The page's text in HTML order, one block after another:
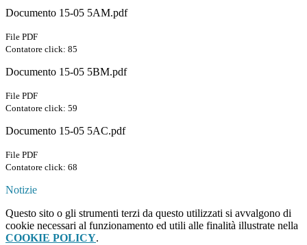
Documento 15-05 5AM.pdf
File PDF
Contatore click: 85
Documento 15-05 5BM.pdf
File PDF
Contatore click: 59
Documento 15-05 5AC.pdf
File PDF
Contatore click: 68
Notizie
Questo sito o gli strumenti terzi da questo utilizzati si avvalgono di
cookie necessari al funzionamento ed utili alle finalità illustrate nella
COOKIE POLICY.